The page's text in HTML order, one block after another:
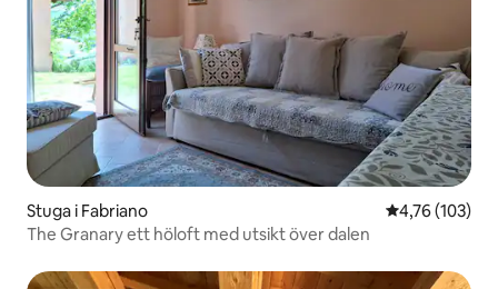
Stuga i Fabriano 4,76 av 5 i
4,76 (103)
The Granary ett höloft med utsikt över dalen